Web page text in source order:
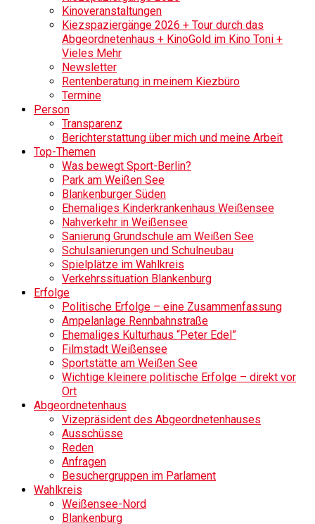
Kinoveranstaltungen
Kiezspaziergänge 2026 + Tour durch das
Abgeordnetenhaus + KinoGold im Kino Toni +
Vieles Mehr
Newsletter
Rentenberatung in meinem Kiezbüro
Termine
Person
Transparenz
Berichterstattung über mich und meine Arbeit
Top-Themen
Was bewegt Sport-Berlin?
Park am Weißen See
Blankenburger Süden
Ehemaliges Kinderkrankenhaus Weißensee
Nahverkehr in Weißensee
Sanierung Grundschule am Weißen See
Schulsanierungen und Schulneubau
Spielplätze im Wahlkreis
Verkehrssituation Blankenburg
Erfolge
Politische Erfolge – eine Zusammenfassung
Ampelanlage Rennbahnstraße
Ehemaliges Kulturhaus “Peter Edel”
Filmstadt Weißensee
Sportstätte am Weißen See
Wichtige kleinere politische Erfolge – direkt vor
Ort
Abgeordnetenhaus
Vizepräsident des Abgeordnetenhauses
Ausschüsse
Reden
Anfragen
Besuchergruppen im Parlament
Wahlkreis
Weißensee-Nord
Blankenburg